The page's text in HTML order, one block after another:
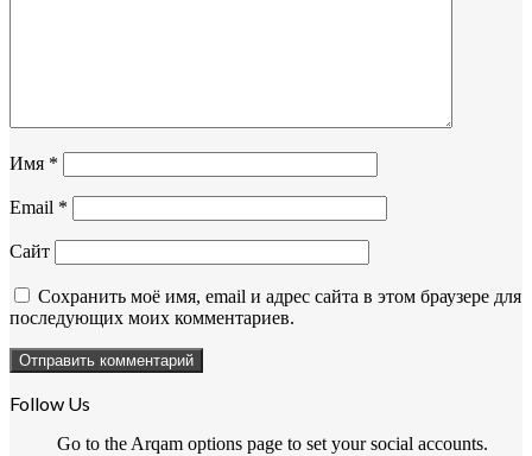
Имя *
Email *
Сайт
Сохранить моё имя, email и адрес сайта в этом браузере для
последующих моих комментариев.
Follow Us
Go to the Arqam options page to set your social accounts.